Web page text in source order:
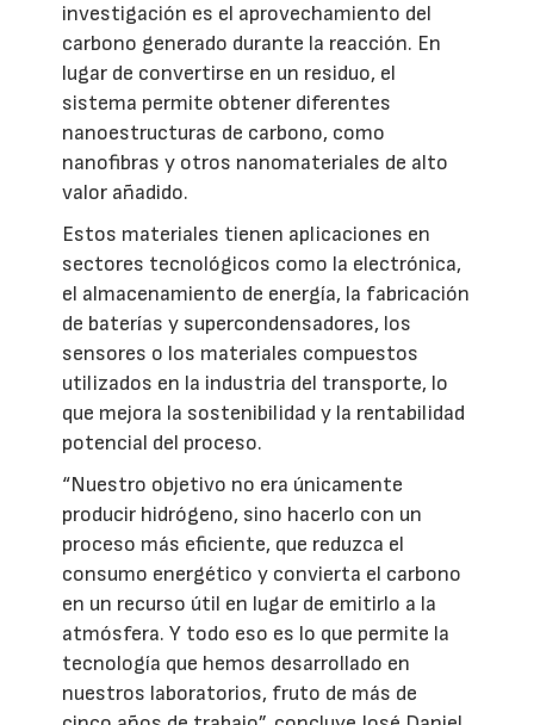
investigación es el aprovechamiento del
carbono generado durante la reacción. En
lugar de convertirse en un residuo, el
sistema permite obtener diferentes
nanoestructuras de carbono, como
nanofibras y otros nanomateriales de alto
valor añadido.
Estos materiales tienen aplicaciones en
sectores tecnológicos como la electrónica,
el almacenamiento de energía, la fabricación
de baterías y supercondensadores, los
sensores o los materiales compuestos
utilizados en la industria del transporte, lo
que mejora la sostenibilidad y la rentabilidad
potencial del proceso.
“Nuestro objetivo no era únicamente
producir hidrógeno, sino hacerlo con un
proceso más eficiente, que reduzca el
consumo energético y convierta el carbono
en un recurso útil en lugar de emitirlo a la
atmósfera. Y todo eso es lo que permite la
tecnología que hemos desarrollado en
nuestros laboratorios, fruto de más de